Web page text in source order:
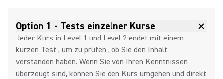
Option 1 - Tests einzelner Kurse
Jeder Kurs in Level 1 und Level 2 endet mit einem
kurzen Test , um zu prüfen , ob Sie den Inhalt
verstanden haben. Wenn Sie von Ihren Kenntnissen
überzeugt sind, können Sie den Kurs umgehen und direkt